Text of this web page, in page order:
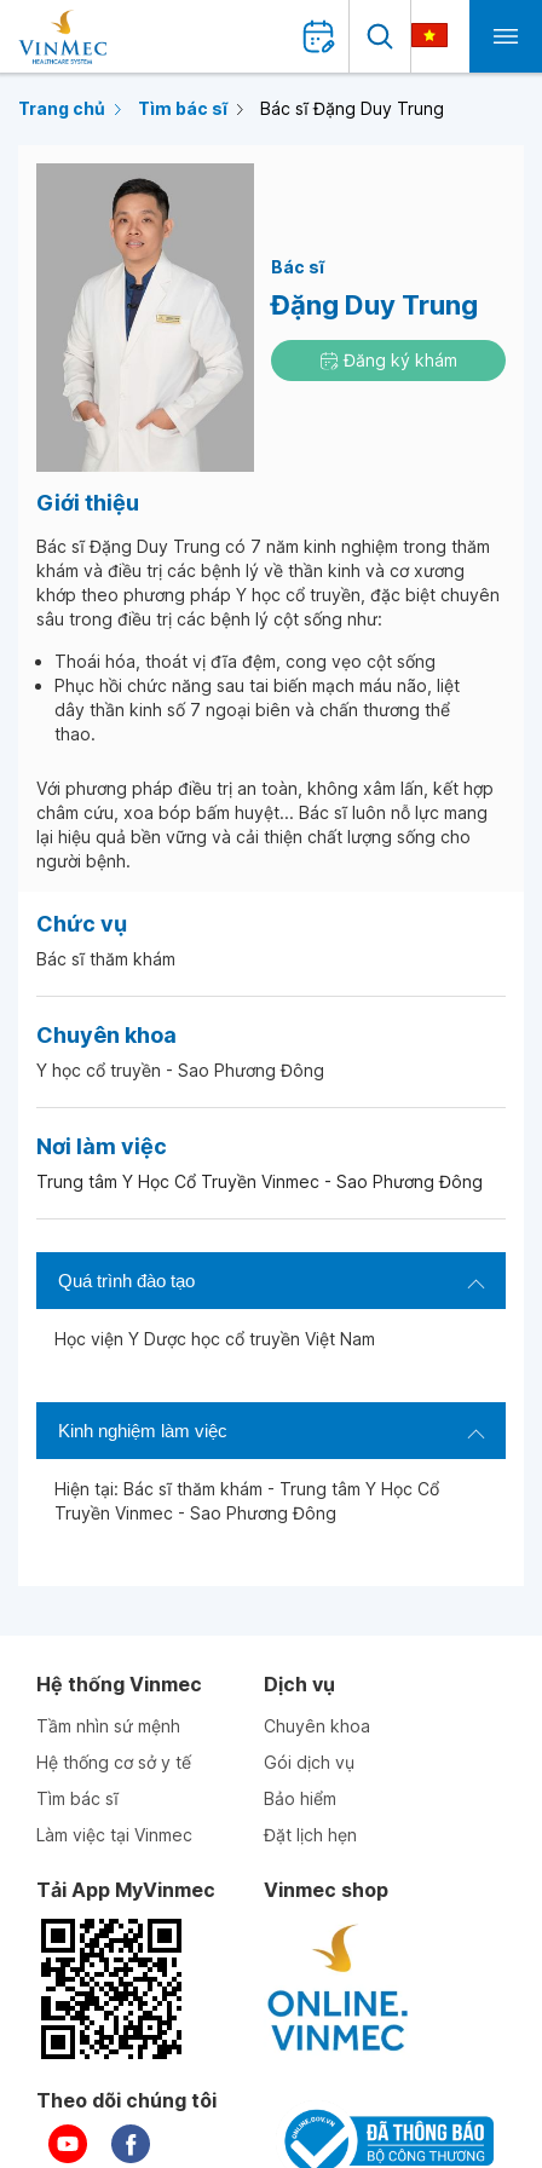
Trang chủ Tìm bác sĩ Bác sĩ Đặng Duy Trung
Bác sĩ
Đặng Duy Trung
Đăng ký khám
Giới thiệu
Bác sĩ Đặng Duy Trung có 7 năm kinh nghiệm trong thăm
khám và điều trị các bệnh lý về thần kinh và cơ xương
khớp theo phương pháp Y học cổ truyền, đặc biệt chuyên
sâu trong điều trị các bệnh lý cột sống như:
Thoái hóa, thoát vị đĩa đệm, cong vẹo cột sống
Phục hồi chức năng sau tai biến mạch máu não, liệt
dây thần kinh số 7 ngoại biên và chấn thương thể
thao.
Với phương pháp điều trị an toàn, không xâm lấn, kết hợp
châm cứu, xoa bóp bấm huyệt... Bác sĩ luôn nỗ lực mang
lại hiệu quả bền vững và cải thiện chất lượng sống cho
người bệnh.
Chức vụ
Bác sĩ thăm khám
Chuyên khoa
Y học cổ truyền - Sao Phương Đông
Nơi làm việc
Trung tâm Y Học Cổ Truyền Vinmec - Sao Phương Đông
Quá trình đào tạo
Học viện Y Dược học cổ truyền Việt Nam
Kinh nghiệm làm việc
Hiện tại: Bác sĩ thăm khám - Trung tâm Y Học Cổ
Truyền Vinmec - Sao Phương Đông
Hệ thống Vinmec
Tầm nhìn sứ mệnh
Hệ thống cơ sở y tế
Tìm bác sĩ
Làm việc tại Vinmec
Dịch vụ
Chuyên khoa
Gói dịch vụ
Bảo hiểm
Đặt lịch hẹn
Tải App MyVinmec Vinmec shop
Theo dõi chúng tôi